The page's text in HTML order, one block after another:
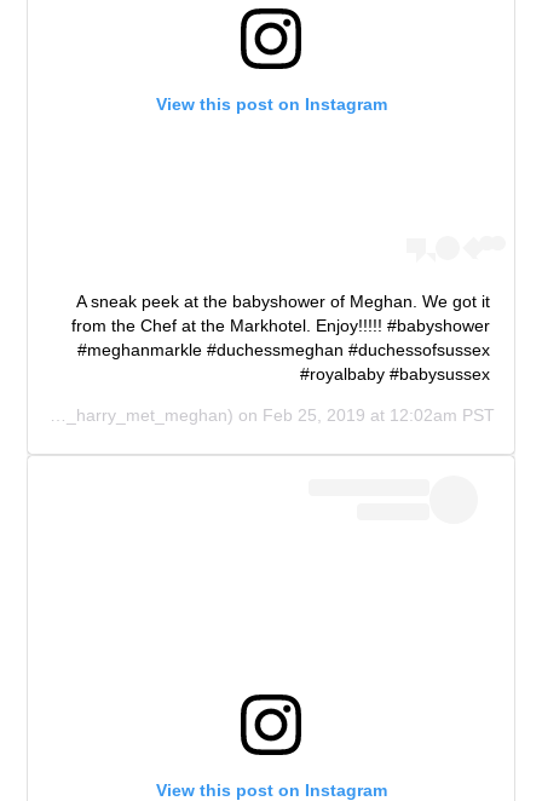
View this post on Instagram
A sneak peek at the babyshower of Meghan. We got it
from the Chef at the Markhotel. Enjoy!!!!! #babyshower
#meghanmarkle #duchessmeghan #duchessofsussex
#royalbaby #babysussex
(@when_harry_met_meghan) on Feb 25, 2019 at 12:02am PST
View this post on Instagram